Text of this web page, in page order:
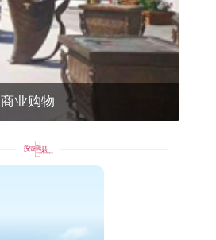
商业购物